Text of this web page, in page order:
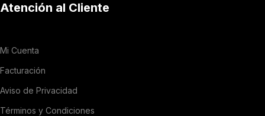
Atención al Cliente
Mi Cuenta
Facturación
Aviso de Privacidad
Términos y Condiciones